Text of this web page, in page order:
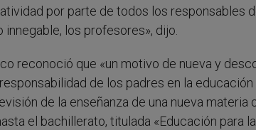
por parte de todos los responsables
innegable, los profesores», dijo.
reconoció que «un motivo de nueva y
de los padres en la
de la enseñanza de una nueva materia
el bachillerato, titulada «Educación para